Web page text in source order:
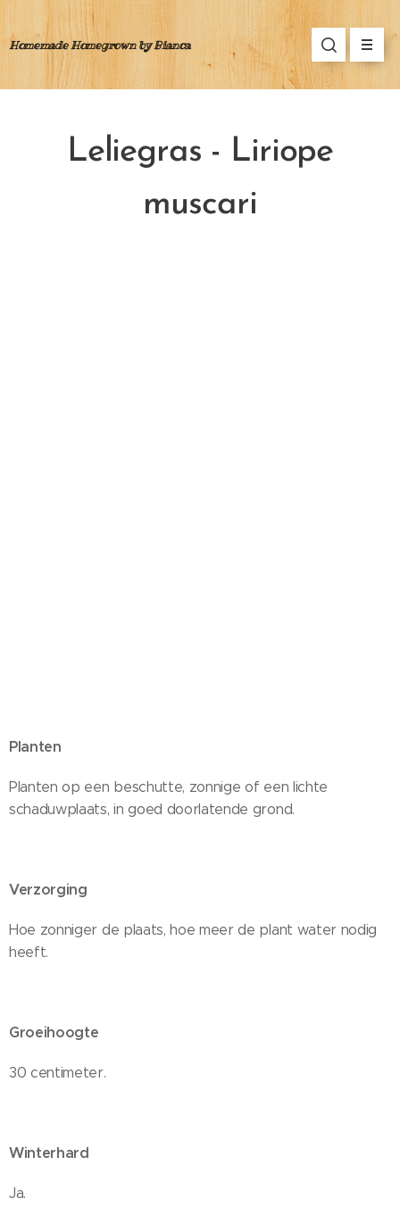
Homemade Homegrown by Bianca
Leliegras - Liriope
muscari
Planten
Planten op een beschutte, zonnige of een lichte
schaduwplaats, in goed doorlatende grond.
Verzorging
Hoe zonniger de plaats, hoe meer de plant water nodig
heeft.
Groeihoogte
30 centimeter.
Winterhard
Ja.